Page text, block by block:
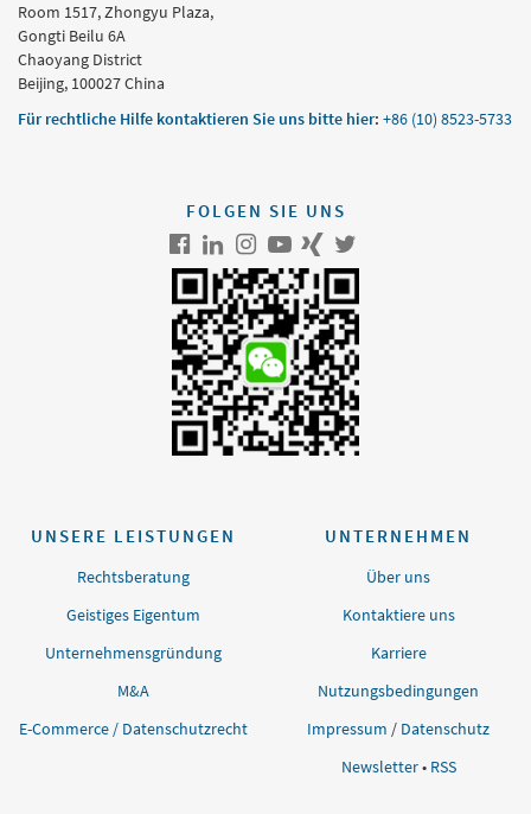
Room 1517, Zhongyu Plaza,
Gongti Beilu 6A
Chaoyang District
Beijing, 100027 China
Für rechtliche Hilfe kontaktieren Sie uns bitte hier: +86 (10) 8523-5733
FOLGEN SIE UNS
UNSERE LEISTUNGEN
Rechtsberatung
Geistiges Eigentum
Unternehmensgründung
M&A
E-Commerce / Datenschutzrecht
UNTERNEHMEN
Über uns
Kontaktiere uns
Karriere
Nutzungsbedingungen
Impressum / Datenschutz
Newsletter• RSS